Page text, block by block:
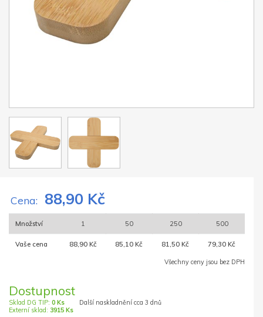
Cena: 88,90 Kč
Množství 1 50 250 500
Vaše cena 88,90 Kč 85,10 Kč 81,50 Kč 79,30 Kč
Všechny ceny jsou bez DPH
Dostupnost
Sklad DG TIP: 0 Ks
Externí sklad: 3915 Ks
Další naskladnění cca 3 dnů